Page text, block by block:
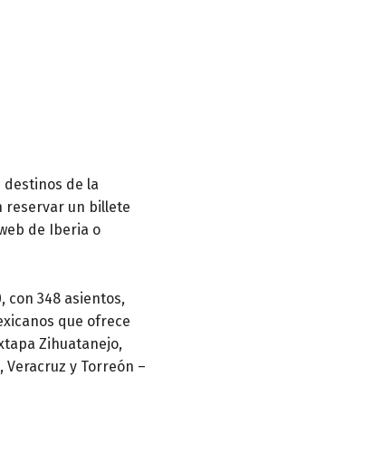
de la
reservar un billete
de Iberia o
con 348 asientos,
que ofrece
Zihuatanejo,
Veracruz y Torreón –